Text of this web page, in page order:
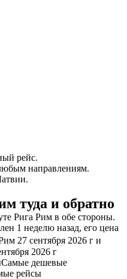
рейс.
направлениям.
туда и обратно
Рига Рим в обе стороны.
1 неделю назад, его цена
27 сентября 2026 г и
2026 г
Самые дешевые
рейсы